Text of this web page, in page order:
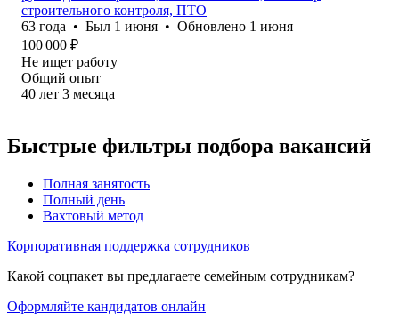
строительного контроля, ПТО
63 года • Был 1 июня • Обновлено 1 июня
100 000 ₽
Не ищет работу
Общий опыт
40 лет 3 месяца
Быстрые фильтры подбора вакансий
Полная занятость
Полный день
Вахтовый метод
Корпоративная поддержка сотрудников
Какой соцпакет вы предлагаете семейным сотрудникам?
Оформляйте кандидатов онлайн